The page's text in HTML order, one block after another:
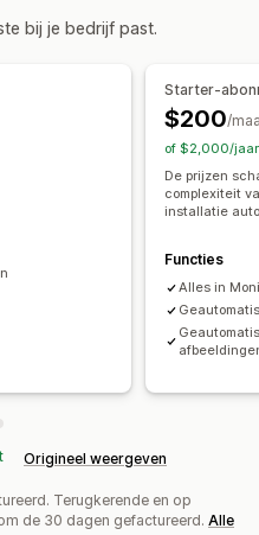
bij je bedrijf past.
Starter-
$200/
of $2,000/jaar
De prijzen
complexiteit
installatie
Functies
Alles in
Origineel weergeven
Terugkerende en op
de 30 dagen gefactureerd. Alle